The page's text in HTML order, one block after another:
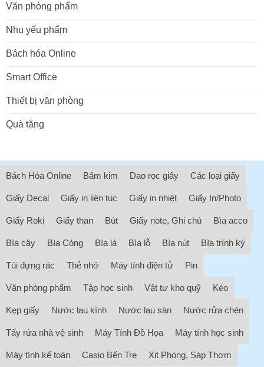
Văn phòng phẩm
Nhu yếu phẩm
Bách hóa Online
Smart Office
Thiết bị văn phòng
Quà tặng
Bách Hóa Online Bấm kim Dao rọc giấy Các loại giấy
Giấy Decal Giấy in liên tục Giấy in nhiệt Giấy In/Photo
Giấy Roki Giấy than Bút Giấy note, Ghi chú Bìa acco
Bìa cây Bìa Còng Bìa lá Bìa lỗ Bìa nút Bìa trình ký
Túi đựng rác Thẻ nhớ Máy tính điện tử Pin
Văn phòng phẩm Tập học sinh Vật tư kho quỹ Kéo
Kẹp giấy Nước lau kính Nước lau sàn Nước rửa chén
Tẩy rửa nhà vệ sinh Máy Tính Đồ Họa Máy tính học sinh
Máy tính kế toán Casio Bến Tre Xịt Phòng, Sáp Thơm